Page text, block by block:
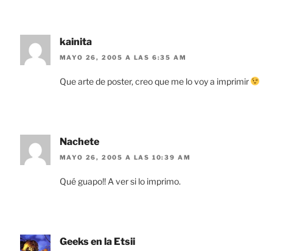
kainita
MAYO 26, 2005 A LAS 6:35 AM
Que arte de poster, creo que me lo voy a imprimir
Nachete
MAYO 26, 2005 A LAS 10:39 AM
Qué guapo!! A ver si lo imprimo.
Geeks en la Etsii